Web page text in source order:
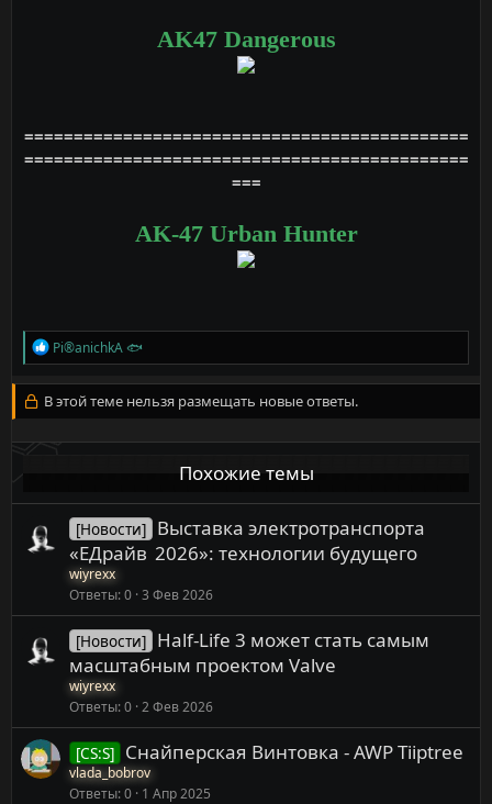
AK47 Dangerous
=============================================
=============================================
===
AK-47 Urban Hunter
Р
е
а
к
Pi®anichkA 🐟
В этой теме нельзя размещать новые ответы.
Похожие темы
[Новости] Выставка электротранспорта
«ЕДрайв 2026»: технологии будущего
wiyrexx
Ответы 0 3 Фев 2026
[Новости] Half-Life 3 может стать самым
масштабным проектом Valve
wiyrexx
Ответы 0 2 Фев 2026
[CS:S] Снайперская Винтовка - AWP Tiiptree
vlada_bobrov
Ответы 0 1 Апр 2025